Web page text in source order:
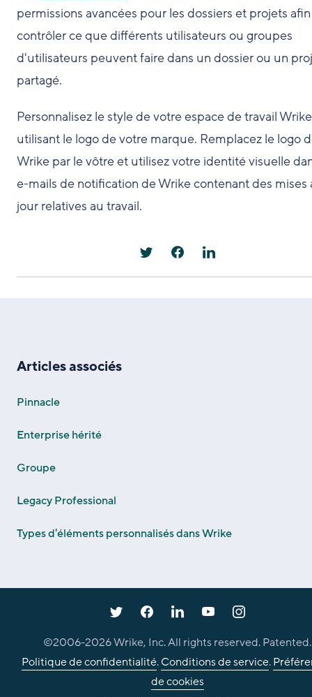
permissions avancées pour les dossiers et projets
contrôler ce que différents utilisateurs ou groupes
d'utilisateurs peuvent faire dans un dossier ou un
partagé.
Personnalisez le style de votre espace de travail
utilisant le logo de votre marque. Remplacez le logo
Wrike par le vôtre et utilisez votre identité visuelle
e-mails de notification de Wrike contenant des mises
jour relatives au travail.
Articles associés
Pinnacle
Enterprise hérité
Groupe
Legacy Professional
Types d'éléments personnalisés dans Wrike
©2006-2026Wrike, Inc. All rights reserved. Patented.
Politique de confidentialité.Conditions de service.
de cookies